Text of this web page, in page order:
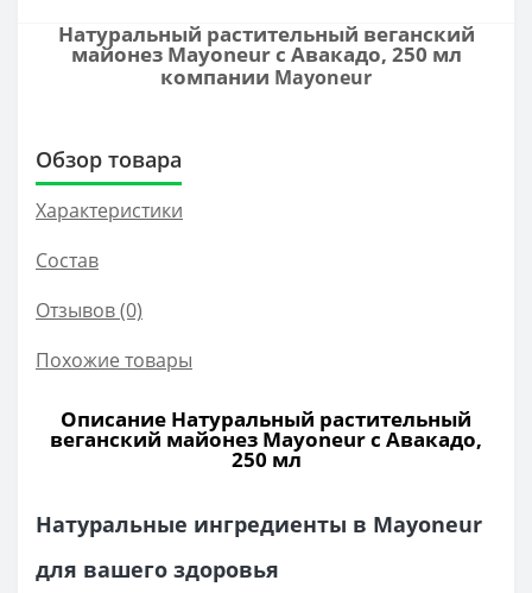
Натуральный растительный веганский
майонез Mayoneur с Авакадо, 250 мл
компании Mayoneur
Обзор товара
Характеристики
Состав
Отзывов (0)
Похожие товары
Описание Натуральный растительный
веганский майонез Mayoneur с Авакадо,
250 мл
Натуральные ингредиенты в Mayoneur
для вашего здоровья